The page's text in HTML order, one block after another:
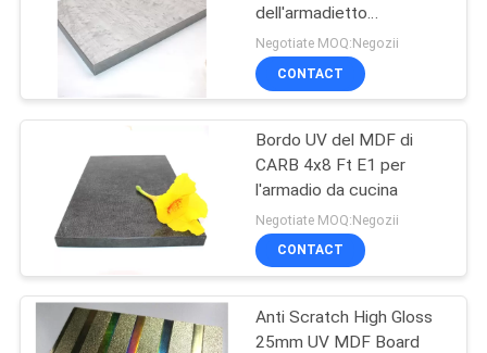
dell'armadietto
1220x2800x18Mm
Negotiate MOQ:Negozii
CONTACT
Bordo UV del MDF di
CARB 4x8 Ft E1 per
l'armadio da cucina
Negotiate MOQ:Negozii
CONTACT
Anti Scratch High Gloss
25mm UV MDF Board